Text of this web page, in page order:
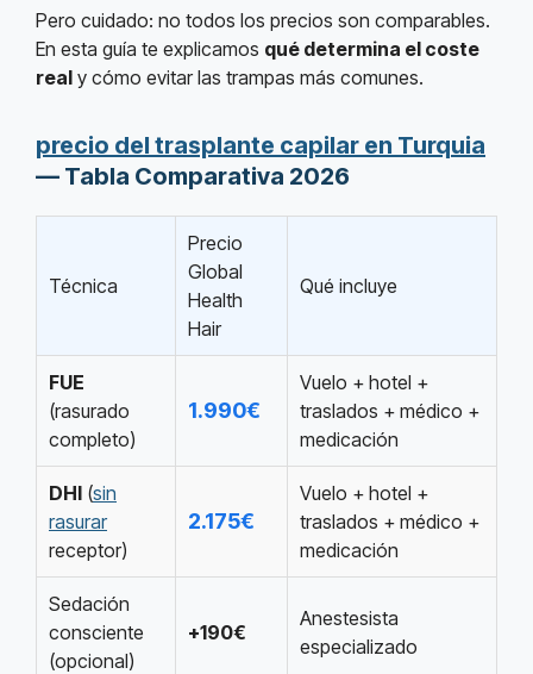
Pero cuidado: no todos los precios son comparables.
En esta guía te explicamos qué determina el coste
real y cómo evitar las trampas más comunes.
precio del trasplante capilar en Turquia
— Tabla Comparativa 2026
Técnica
Precio
Global
Health
Hair
Qué incluye
FUE
(rasurado
completo)
1.990€
Vuelo + hotel +
traslados + médico +
medicación
DHI (sin
rasurar
receptor)
2.175€
Vuelo + hotel +
traslados + médico +
medicación
Sedación
consciente
(opcional)
+190€
Anestesista
especializado